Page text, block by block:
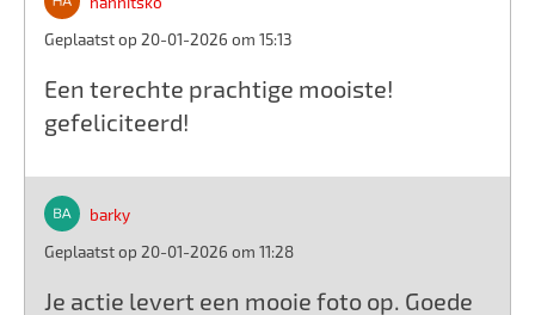
Geplaatst op 20-01-2026 om 15:13
Een terechte prachtige mooiste!
gefeliciteerd!
barky
Geplaatst op 20-01-2026 om 11:28
Je actie levert een mooie foto op. Goede